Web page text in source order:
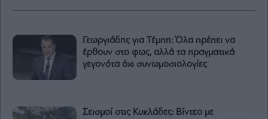
Γεωργιάδης για Τέμπη: Όλα πρέπει να
έρθουν στο φως, αλλά τα πραγματικά
γεγονότα όχι συνωμοσιολογίες
Σεισμοί στις Κυκλάδες: Βίντεο με